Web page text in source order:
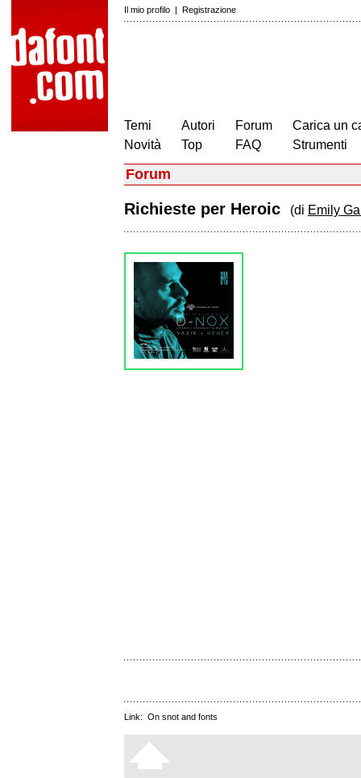
Il mio profilo | Registrazione
Temi
Novità
Autori
Top
Forum
FAQ
Carica un
Strumenti
Forum
Richieste per Heroic (di Emily
Link: On snot and fonts